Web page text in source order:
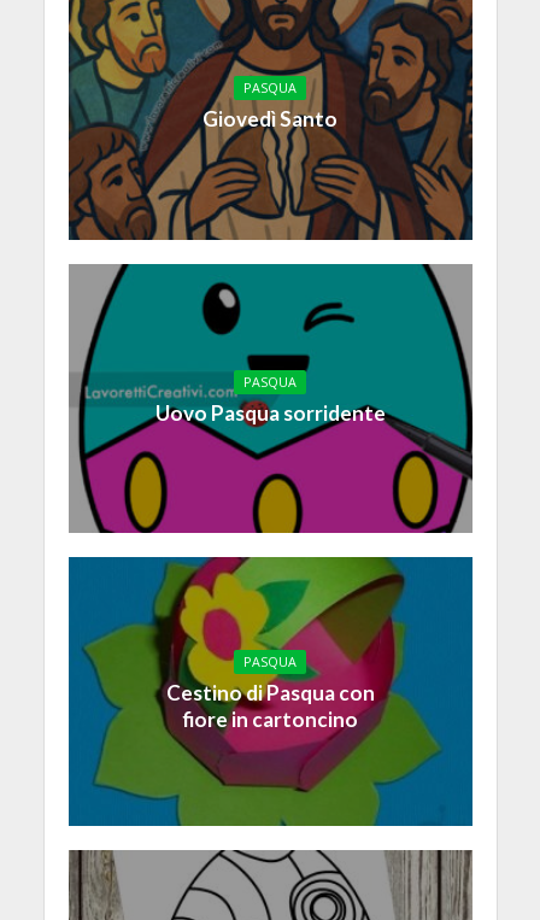
PASQUA
Giovedì Santo
PASQUA
Uovo Pasqua sorridente
PASQUA
Cestino di Pasqua con
fiore in cartoncino